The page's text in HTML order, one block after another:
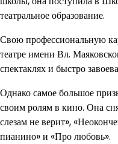
театральное образование.
Свою профессиональную
театре имени Вл.
спектаклях и быстро
Однако самое большое
своим ролям в кино. Она
слезам не верит»,
пианино» и «Про любовь».